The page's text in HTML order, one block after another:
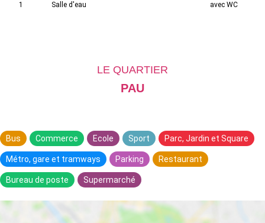
1 Salle d'eau avec WC
LE QUARTIER
PAU
Bus Commerce Ecole Sport Parc, Jardin et Square
Métro, gare et tramways Parking Restaurant
Bureau de poste Supermarché